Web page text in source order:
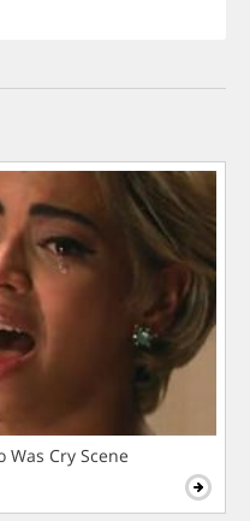
Was Cry Scene